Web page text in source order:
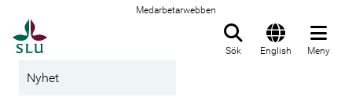
Medarbetarwebben
Sök English Meny
Nyhet